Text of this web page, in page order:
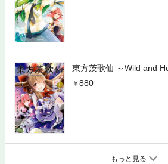
東方茨歌仙 ～Wild and
880
もっと見る